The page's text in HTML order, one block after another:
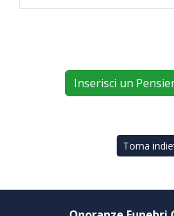
Inserisci un
Torna